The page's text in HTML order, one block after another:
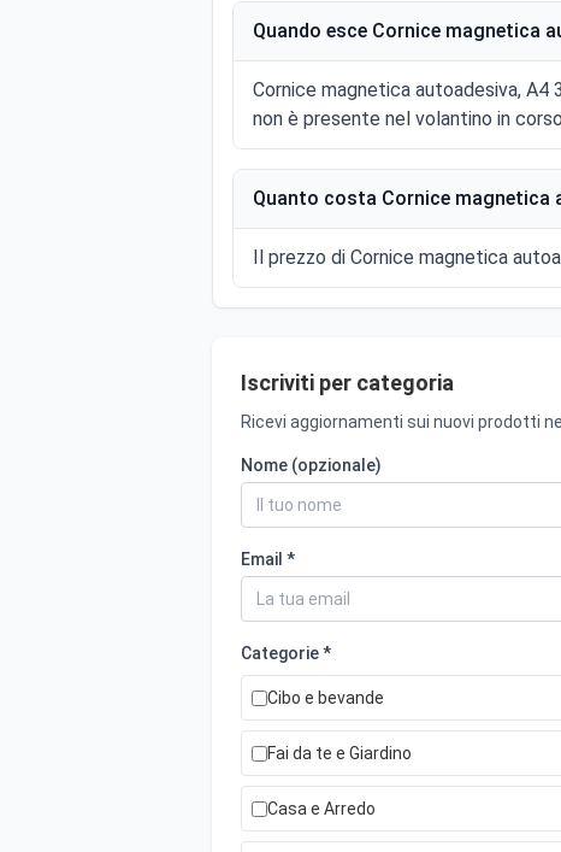
Quando esce Cornice magnetica
Cornice magnetica autoadesiva,
non è presente nel volantino in
Quanto costa Cornice magnetica
Il prezzo di Cornice magnetica
Iscriviti per categoria
Ricevi aggiornamenti sui nuovi prodotti
Nome (opzionale)
Email *
Categorie *
Cibo e bevande
Fai da te e Giardino
Casa e Arredo